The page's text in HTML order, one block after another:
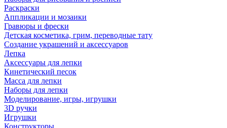
Раскраски
Аппликации и мозаики
Гравюры и фрески
Детская косметика, грим, переводные тату
Создание украшений и аксессуаров
Лепка
Аксессуары для лепки
Кинетический песок
Масса для лепки
Наборы для лепки
Моделирование, игры, игрушки
3D ручки
Игрушки
Конструкторы